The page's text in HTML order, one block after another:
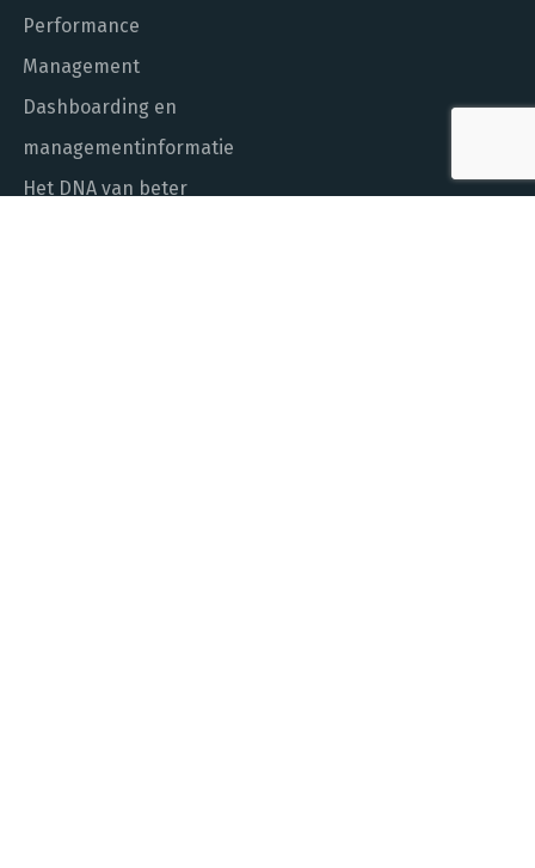
Performance
Management
Dashboarding en
managementinformatie
Het DNA van beter